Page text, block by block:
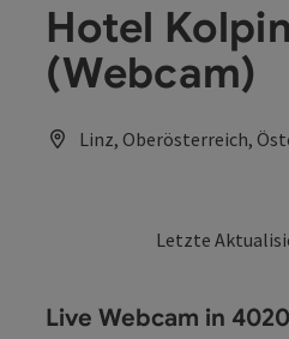
Hotel
(Webcam)
Linz, Oberösterreich,
Letzte
Live Webcam in